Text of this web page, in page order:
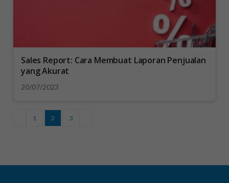
Sales Report: Cara Membuat Laporan Penjualan
yang Akurat
20/07/2023
1 2 3